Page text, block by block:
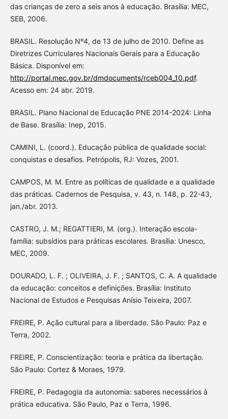
das crianças de zero a seis anos à educação. Brasília: MEC,
SEB, 2006.
BRASIL. Resolução Nº4, de 13 de julho de 2010. Define as
Diretrizes Curriculares Nacionais Gerais para a Educação
Básica. Disponível em:
http://portal.mec.gov.br/dmdocuments/rceb004_10.pdf.
Acesso em: 24 abr. 2019.
BRASIL. Plano Nacional de Educação PNE 2014-2024: Linha
de Base. Brasília: Inep, 2015.
CAMINI, L. (coord.). Educação pública de qualidade social:
conquistas e desafios. Petrópolis, RJ: Vozes, 2001.
CAMPOS, M. M. Entre as políticas de qualidade e a qualidade
das práticas. Cadernos de Pesquisa, v. 43, n. 148, p. 22-43,
jan./abr. 2013.
CASTRO, J. M.; REGATTIERI, M. (org.). Interação escola-
família: subsídios para práticas escolares. Brasília: Unesco,
MEC, 2009.
DOURADO, L. F. ; OLIVEIRA, J. F. ; SANTOS, C. A. A qualidade
da educação: conceitos e definições. Brasília: Instituto
Nacional de Estudos e Pesquisas Anísio Teixeira, 2007.
FREIRE, P. Ação cultural para a liberdade. São Paulo: Paz e
Terra, 2002.
FREIRE, P. Conscientização: teoria e prática da libertação.
São Paulo: Cortez & Moraes, 1979.
FREIRE, P. Pedagogia da autonomia: saberes necessários à
prática educativa. São Paulo, Paz e Terra, 1996.